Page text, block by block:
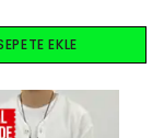
EKLE